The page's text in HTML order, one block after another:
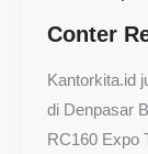
Conter
Kantorkita.id
di Denpasar
RC160 Expo